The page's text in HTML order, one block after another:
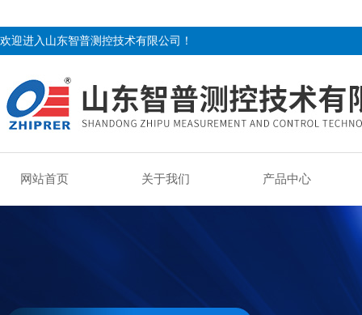
欢迎进入山东智普测控技术有限公司！
网站首页 关于我们 产品中心